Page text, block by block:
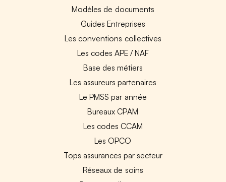
Modèles de documents
Guides Entreprises
Les conventions collectives
Les codes APE / NAF
Base des métiers
Les assureurs partenaires
Le PMSS par année
Bureaux CPAM
Les codes CCAM
Les OPCO
Tops assurances par secteur
Réseaux de soins